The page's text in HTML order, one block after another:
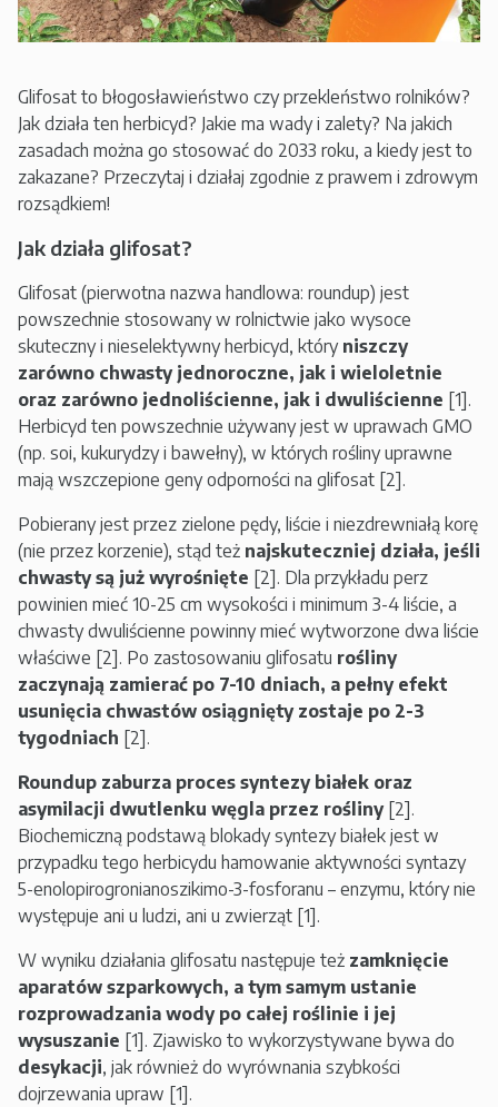
Glifosat to błogosławieństwo czy przekleństwo rolników?
Jak działa ten herbicyd? Jakie ma wady i zalety? Na jakich
zasadach można go stosować do 2033 roku, a kiedy jest to
zakazane? Przeczytaj i działaj zgodnie z prawem i zdrowym
rozsądkiem!
Jak działa glifosat?
Glifosat (pierwotna nazwa handlowa: roundup) jest
powszechnie stosowany w rolnictwie jako wysoce
skuteczny i nieselektywny herbicyd, który niszczy
zarówno chwasty jednoroczne, jak i wieloletnie
oraz zarówno jednoliścienne, jak i dwuliścienne [1].
Herbicyd ten powszechnie używany jest w uprawach GMO
(np. soi, kukurydzy i bawełny), w których rośliny uprawne
mają wszczepione geny odporności na glifosat [2].
Pobierany jest przez zielone pędy, liście i niezdrewniałą korę
(nie przez korzenie), stąd też najskuteczniej działa, jeśli
chwasty są już wyrośnięte [2]. Dla przykładu perz
powinien mieć 10-25 cm wysokości i minimum 3-4 liście, a
chwasty dwuliścienne powinny mieć wytworzone dwa liście
właściwe [2]. Po zastosowaniu glifosatu rośliny
zaczynają zamierać po 7-10 dniach, a pełny efekt
usunięcia chwastów osiągnięty zostaje po 2-3
tygodniach [2].
Roundup zaburza proces syntezy białek oraz
asymilacji dwutlenku węgla przez rośliny[2].
Biochemiczną podstawą blokady syntezy białek jest w
przypadku tego herbicydu hamowanie aktywności syntazy
5-enolopirogronianoszikimo-3-fosforanu – enzymu, który nie
występuje ani u ludzi, ani u zwierząt [1].
W wyniku działania glifosatu następuje też zamknięcie
aparatów szparkowych, a tym samym ustanie
rozprowadzania wody po całej roślinie i jej
wysuszanie [1]. Zjawisko to wykorzystywane bywa do
desykacji, jak również do wyrównania szybkości
dojrzewania upraw [1].